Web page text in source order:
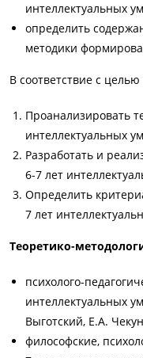
интеллектуальных
определить
методики
В соответствие с
Проанализировать
интеллектуальных
Разработать и
6-7 лет
Определить
7 лет
Теоретико-
психолого-
интеллектуальных
Выготский, Е.А.
философские,